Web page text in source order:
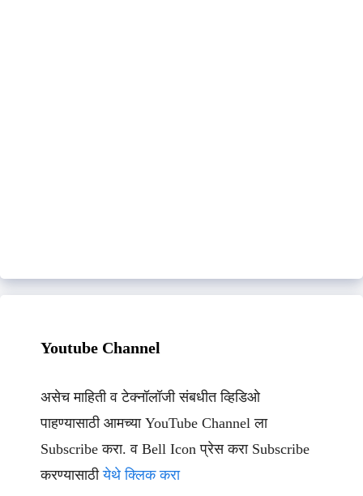
Youtube Channel
असेच माहिती व टेक्नॉलॉजी संबधीत व्हिडिओ
पाहण्यासाठी आमच्या YouTube Channel ला
Subscribe करा. व Bell Icon प्रेस करा Subscribe
करण्यासाठीयेथे क्लिक करा